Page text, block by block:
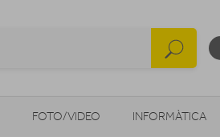
FOTO/VIDEO INFORMÀTICA